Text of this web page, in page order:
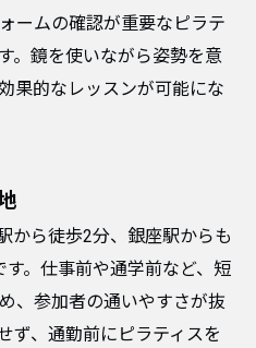
ームの確認が重要なピラテ
。鏡を使いながら姿勢を意
果的なレッスンが可能にな
から徒歩2分、銀座駅からも
。仕事前や通学前など、短
、参加者の通いやすさが抜
ず、通勤前にピラティスを